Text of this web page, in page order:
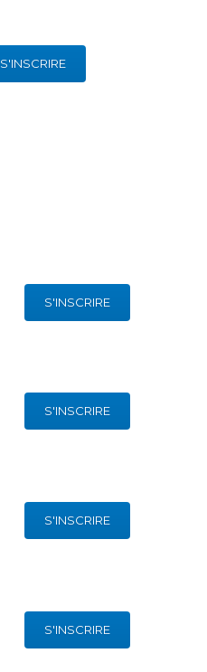
S'INSCRIRE
S'INSCRIRE
S'INSCRIRE
S'INSCRIRE
S'INSCRIRE